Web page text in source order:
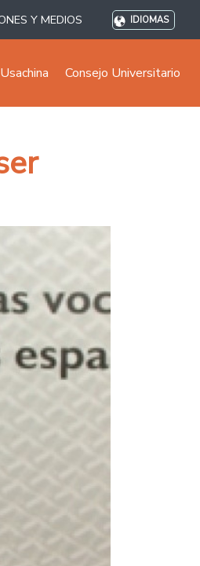
Y MEDIOS IDIOMAS
Consejo Universitario